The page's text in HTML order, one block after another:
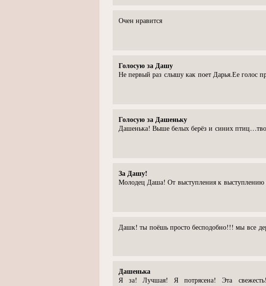
Очен нравится
Голосую за Дашу
Не первый раз слышу как поет Дарья.Ее голос
Голосую за Дашеньку
Дашенька! Выше белых берёз и синих
За Дашу!
Молодец Даша! От выступления к выступлению
Дашк! ты поёшь просто бесподобно!!! мы все
Дашенька
Я за! Лучшая! Я потрясена! Эта